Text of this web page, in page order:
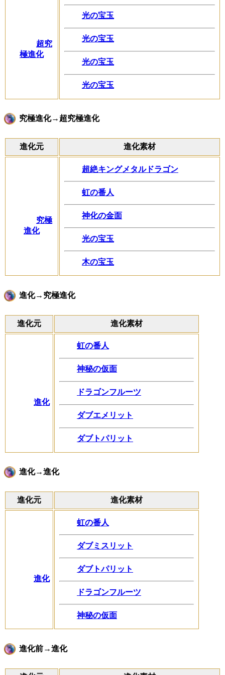
超究
極進化
光の宝玉
光の宝玉
光の宝玉
光の宝玉
究極進化→超究極進化
進化元 進化素材
究極
進化
超絶キングメタルドラゴン
虹の番人
神化の金面
光の宝玉
木の宝玉
進化→究極進化
進化元 進化素材
進化
虹の番人
神秘の仮面
ドラゴンフルーツ
ダブエメリット
ダブトパリット
進化→進化
進化元 進化素材
進化
虹の番人
ダブミスリット
ダブトパリット
ドラゴンフルーツ
神秘の仮面
進化前→進化